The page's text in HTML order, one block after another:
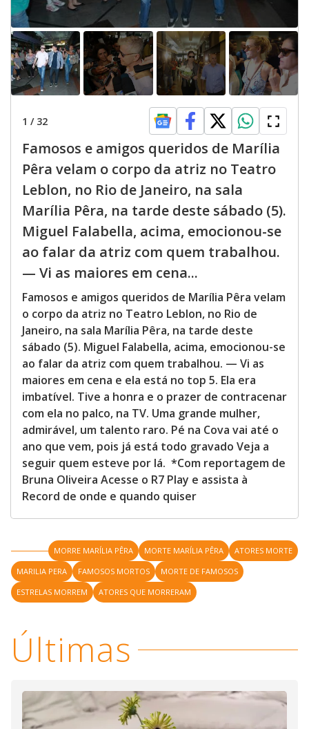
1 / 32
Famosos e amigos queridos de Marília
Pêra velam o corpo da atriz no Teatro
Leblon, no Rio de Janeiro, na sala
Marília Pêra, na tarde deste sábado (5).
Miguel Falabella, acima, emocionou-se
ao falar da atriz com quem trabalhou.
— Vi as maiores em cena...
Famosos e amigos queridos de Marília Pêra velam
o corpo da atriz no Teatro Leblon, no Rio de
Janeiro, na sala Marília Pêra, na tarde deste
sábado (5). Miguel Falabella, acima, emocionou-se
ao falar da atriz com quem trabalhou. — Vi as
maiores em cena e ela está no top 5. Ela era
imbatível. Tive a honra e o prazer de contracenar
com ela no palco, na TV. Uma grande mulher,
admirável, um talento raro. Pé na Cova vai até o
ano que vem, pois já está todo gravado Veja a
seguir quem esteve por lá. *Com reportagem de
Bruna Oliveira Acesse o R7 Play e assista à
Record de onde e quando quiser
MORRE MARÍLIA PÊRA MORTE MARÍLIA PÊRA
ATORES MORTE
MARILIA PERA
FAMOSOS MORTOS
MORTE DE FAMOSOS
ESTRELAS MORREM
ATORES QUE MORRERAM
Últimas